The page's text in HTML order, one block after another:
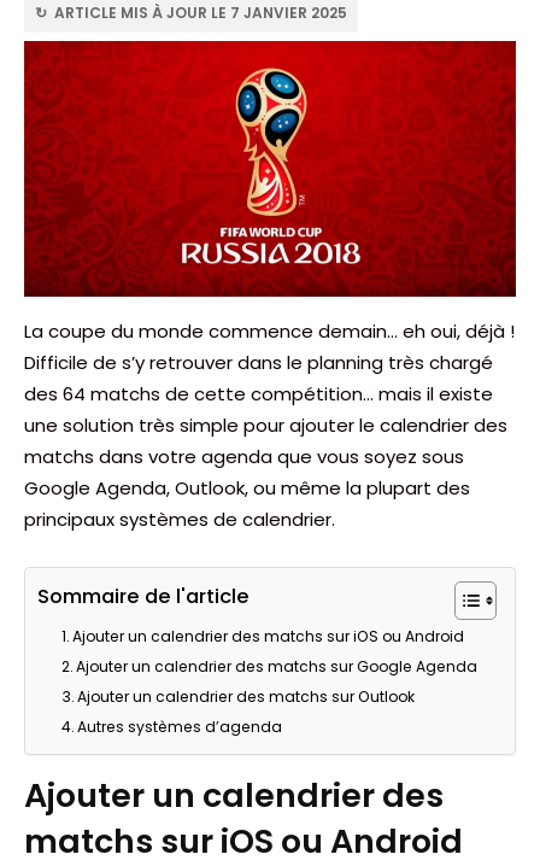
↻ ARTICLE MIS À JOUR LE 7 JANVIER 2025
La coupe du monde commence demain… eh oui, déjà !
Difficile de s’y retrouver dans le planning très chargé
des 64 matchs de cette compétition… mais il existe
une solution très simple pour ajouter le calendrier des
matchs dans votre agenda que vous soyez sous
Google Agenda, Outlook, ou même la plupart des
principaux systèmes de calendrier.
Sommaire de l'article
Ajouter un calendrier des matchs sur iOS ou Android
Ajouter un calendrier des matchs sur Google Agenda
Ajouter un calendrier des matchs sur Outlook
Autres systèmes d’agenda
Ajouter un calendrier des
matchs sur iOS ou Android